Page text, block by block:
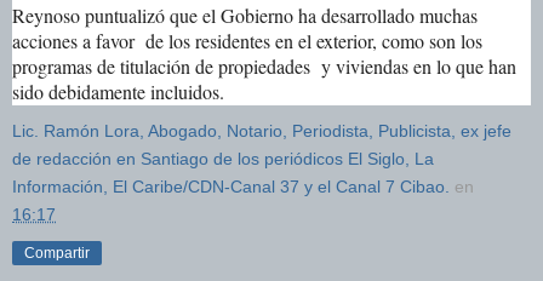
Reynoso puntualizó que el Gobierno ha desarrollado muchas
acciones a favor de los residentes en el exterior, como son los
programas de titulación de propiedades y viviendas en lo que han
sido debidamente incluidos.
Lic. Ramón Lora, Abogado, Notario, Periodista, Publicista, ex jefe
de redacción en Santiago de los periódicos El Siglo, La
Información, El Caribe/CDN-Canal 37 y el Canal 7 Cibao. en
16:17
Compartir